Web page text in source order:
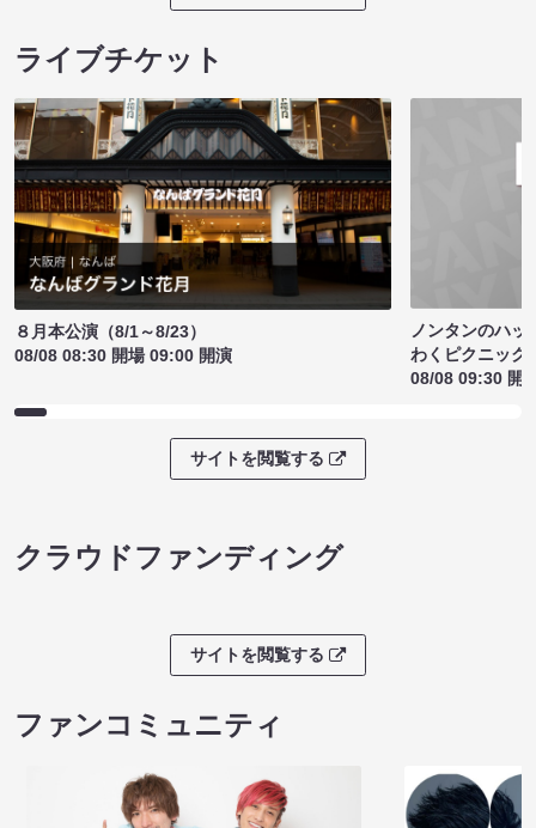
ライブチケット
８月本公演（8/1～8/23）
08/08 08:30 開場 09:00 開演
ノンタンのハッ
わくピクニック
08/08 09:30 開
サイトを閲覧する
クラウドファンディング
サイトを閲覧する
ファンコミュニティ